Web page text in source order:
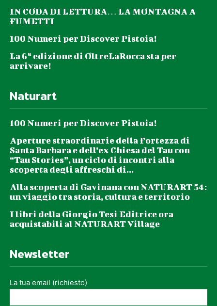
IN CODA DI LETTURA… LA MONTAGNA A
FUMETTI
100 Numeri per Discover Pistoia!
La 6ª edizione di OltreLaRocca sta per
arrivare!
Naturart
100 Numeri per Discover Pistoia!
Aperture straordinarie della Fortezza di
Santa Barbara e dell’ex Chiesa del Tau con
“Tau Stories”, un ciclo di incontri alla
scoperta degli affreschi di...
Alla scoperta di Gavinana con NATURART 54:
un viaggio tra storia, cultura e territorio
I libri della Giorgio Tesi Editrice ora
acquistabili al NATURART Village
Newsletter
La tua email (richiesto)